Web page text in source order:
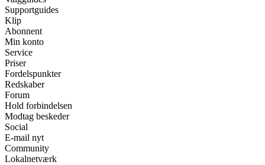
Supportguides
Klip
Abonnent
Min konto
Service
Priser
Fordelspunkter
Redskaber
Forum
Hold forbindelsen
Modtag beskeder
Social
E-mail nyt
Community
Lokalnetværk